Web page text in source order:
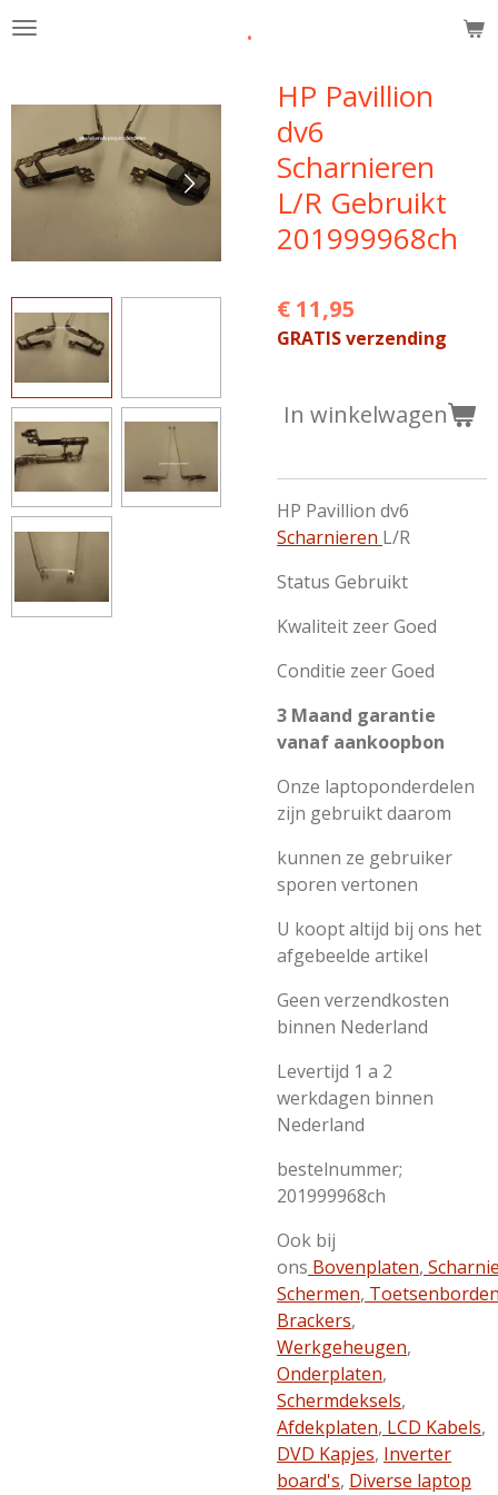
Ga
de
hoofdinhoud
.
HP Pavillion
dv6
Scharnieren
L/R Gebruikt
201999968ch
€ 11,95
GRATIS verzending
In winkelwagen
HP Pavillion dv6
Scharnieren L/R
Status Gebruikt
Kwaliteit zeer Goed
Conditie zeer Goed
3 Maand garantie
vanaf aankoopbon
Onze laptoponderdelen
zijn gebruikt daarom
kunnen ze gebruiker
sporen vertonen
U koopt altijd bij ons het
afgebeelde artikel
Geen verzendkosten
binnen Nederland
Levertijd 1 a 2
werkdagen binnen
Nederland
bestelnummer;
201999968ch
Ook bij
ons Bovenplaten,
Schermen,
Brackers,
Werkgeheugen,
Onderplaten,
Schermdeksels,
Afdekplaten, LCD Kabels,
DVD Kapjes, Inverter
board's, Diverse laptop